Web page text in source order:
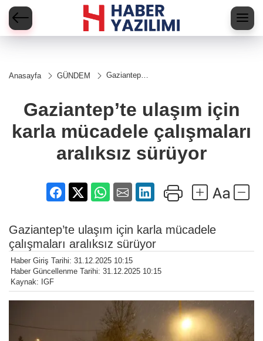
Anasayfa GÜNDEM
Gaziantep’te
mücadele
çalışmaları
aralıksız
sürüyor
Gaziantep’te ulaşım için
karla mücadele çalışmaları
aralıksız sürüyor
Gaziantep’te ulaşım için karla mücadele
çalışmaları aralıksız sürüyor
Haber Giriş Tarihi: 31.12.2025 10:15
Haber Güncellenme Tarihi: 31.12.2025 10:15
Kaynak: IGF